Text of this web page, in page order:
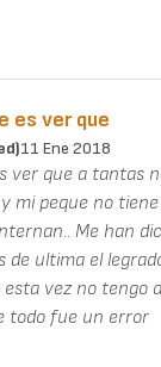
es ver que
11 Ene 2018
ver que a tantas
mi peque no
Me han
de ultima el
vez no tengo
todo fue un error